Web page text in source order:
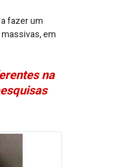
fazer um
em
na